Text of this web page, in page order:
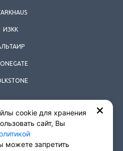
защищены.
ИЗКК
cookie для хранения
сайт, Вы
можете запретить